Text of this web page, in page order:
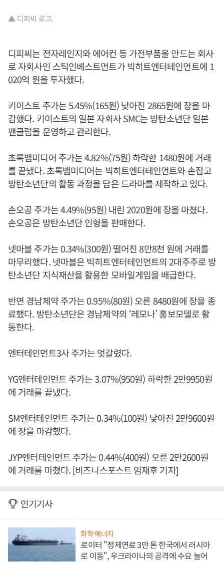
▲ 디피씨 로고.
디피씨는 전자레인지와 에어컨 등 가전부품을 만드는 회사
로 자회사인 스틱인베스트먼트가 빅히트엔터테인먼트에 1
020억 원을 투자했다.
키이스트 주가는 5.45%(165원) 낮아진 2865원에 장을 마
감했다. 키이스트의 일본 자회사 SMC는 방탄소년단 일본
팬클럽을 운영하고 관리한다.
초록뱀미디어 주가는 4.82%(75원) 하락한 1480원에 거래
를 끝냈다. 초록뱀미디어는 빅히트엔터테인먼트와 손잡고
방탄소년단의 활동 과정을 담은 드라마를 제작하고 있다.
손오공 주가는 4.49%(95원) 내린 2020원에 장을 마쳤다.
손오공은 방탄소년단 인형을 판매한다.
넷마블 주가는 0.34%(300원) 떨어진 8만8천 원에 거래를
마무리했다. 넷마블은 빅히트엔터테인먼트의 2대주주로 방
탄소년단 지식재산을 활용한 모바일게임을 배급한다.
반면 경남제약 주가는 0.95%(80원) 오른 8480원에 장을 종
료했다. 방탄소년단은 경남제약의 ‘레모나’ 홍보모델로 활
동한다.
엔터테인먼트3사 주가는 엇갈렸다.
YG엔터테인먼트 주가는 3.07%(950원) 하락한 2만9950원
에 거래를 끝냈다.
SM엔터테인먼트 주가는 0.34%(100원) 낮아진 2만9600원
에 장을 마감했다.
JYP엔터테인먼트 주가는 0.44%(400원) 오른 2만2600원
에 거래를 마쳤다. [비즈니스포스트 임재후 기자]
인기기사
화학·에너지
로이터 "정제연료 3만 톤 한국에서 러시아
로 이동", 우크라이나의 공격에 수요 늘어